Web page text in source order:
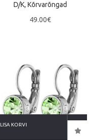
D/K, Kõrvarõngad
49.00€
LISA KORVI